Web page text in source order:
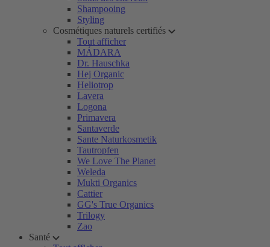
Shampooing
Styling
Cosmétiques naturels certifiés
Tout afficher
MÁDARA
Dr. Hauschka
Hej Organic
Heliotrop
Lavera
Logona
Primavera
Santaverde
Sante Naturkosmetik
Tautropfen
We Love The Planet
Weleda
Mukti Organics
Cattier
GG's True Organics
Trilogy
Zao
Santé